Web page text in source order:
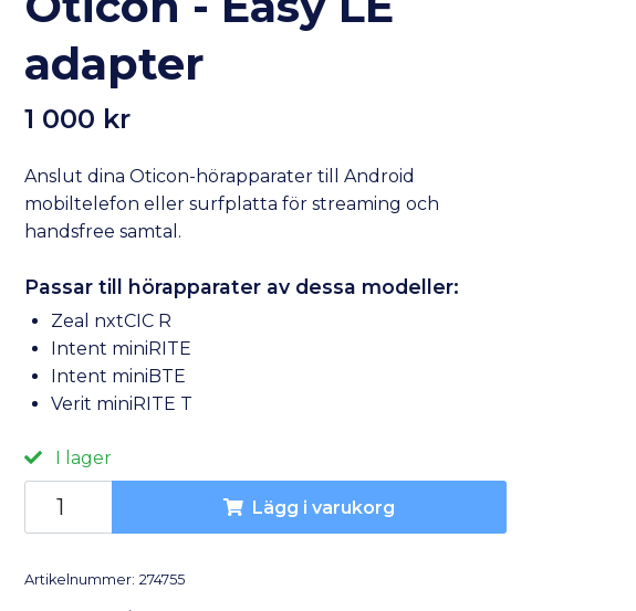
adapter
1 000 kr
Anslut dina Oticon-hörapparater till Android
mobiltelefon eller surfplatta för streaming och
handsfree samtal.
Passar till hörapparater av dessa modeller:
Zeal nxtCIC R
Intent miniRITE
Intent miniBTE
Verit miniRITE T
I lager
Lägg i varukorg
Artikelnummer: 274755